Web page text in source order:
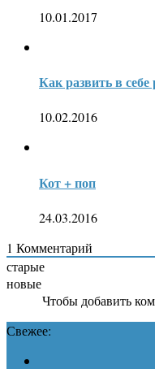
10.01.2017
Как развить в себе
10.02.2016
Кот + поп
24.03.2016
1 Комментарий
старые
новые
Чтобы добавить
Свежее: